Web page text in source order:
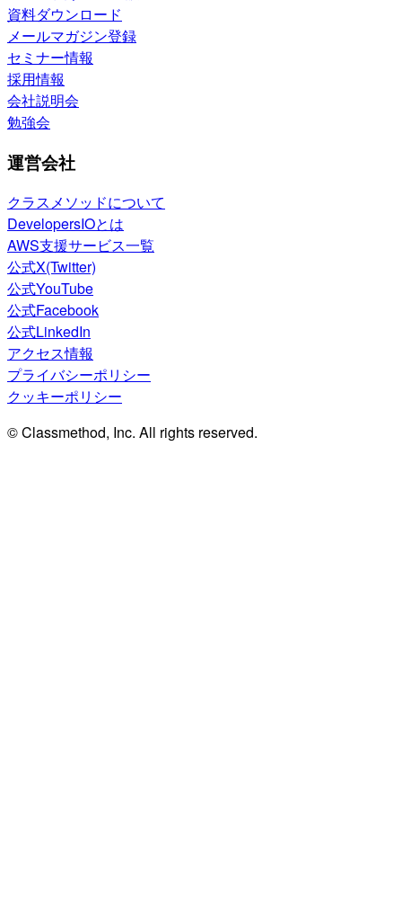
資料ダウンロード
メールマガジン登録
セミナー情報
採用情報
会社説明会
勉強会
運営会社
クラスメソッドについて
DevelopersIOとは
AWS支援サービス一覧
公式X(Twitter)
公式YouTube
公式Facebook
公式LinkedIn
アクセス情報
プライバシーポリシー
クッキーポリシー
© Classmethod, Inc. All rights reserved.